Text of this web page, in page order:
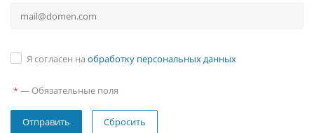
Я согласен на обработку персональных данных
* — Обязательные поля
Сбросить